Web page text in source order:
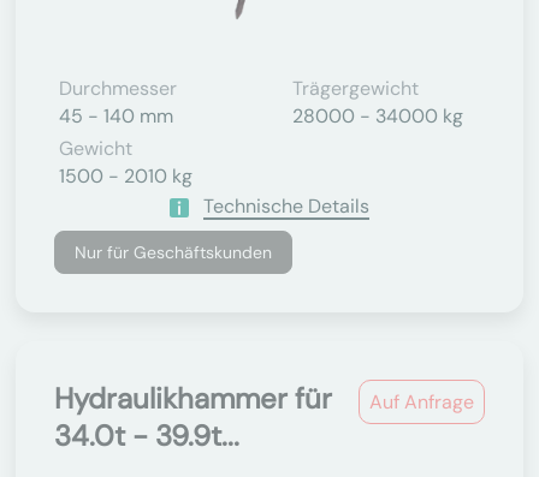
Durchmesser
45 - 140 mm
Trägergewicht
28000 - 34000 kg
Gewicht
1500 - 2010 kg
Technische Details
Nur für Geschäftskunden
Auf Anfrage
Hydraulikhammer für
34.0t - 39.9t...